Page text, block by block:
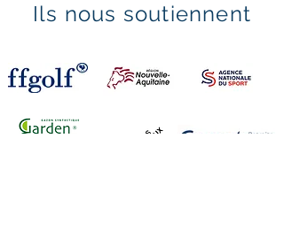
Ils nous soutiennent